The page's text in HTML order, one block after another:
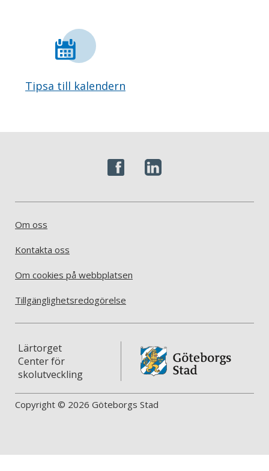
Tipsa till kalendern
Om oss
Kontakta oss
Om cookies på webbplatsen
Tillgänglighetsredogörelse
Lärtorget
Center för
skolutveckling
Copyright © 2026 Göteborgs Stad